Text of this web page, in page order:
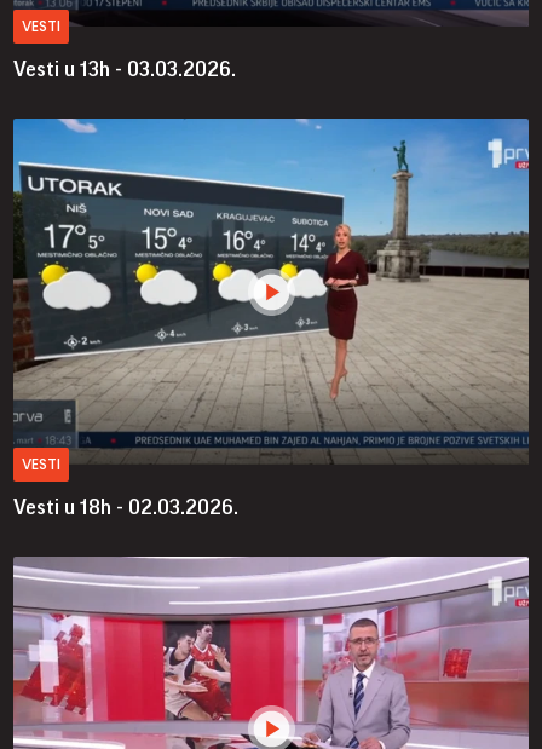
VESTI
Vesti u 13h - 03.03.2026.
VESTI
Vesti u 18h - 02.03.2026.